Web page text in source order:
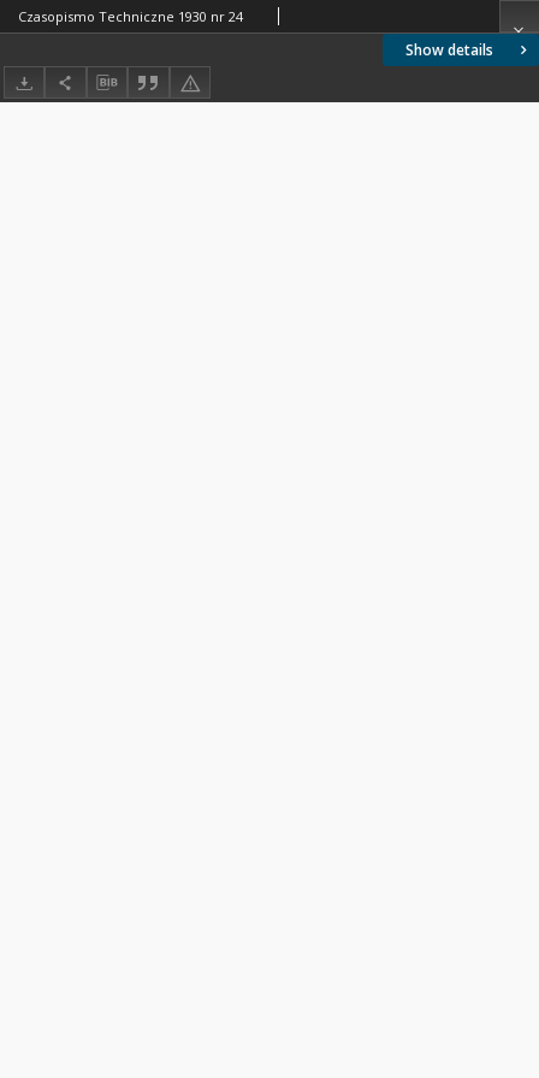
Show details
Czasopismo Techniczne 1930 nr 24